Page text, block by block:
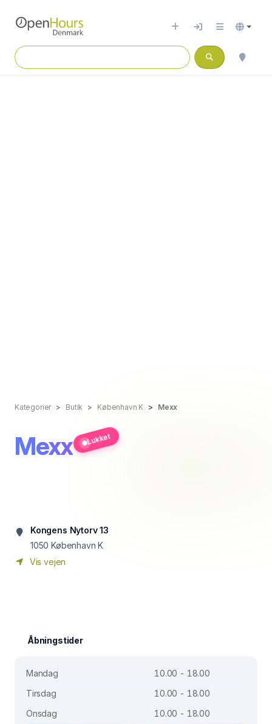
Kategorier Butik København K Mexx
Mexx Lukket
Kongens Nytorv 13
1050 København K
Vis vejen
Åbningstider
Mandag
10.00 - 18.00
Tirsdag
10.00 - 18.00
Onsdag
10.00 - 18.00